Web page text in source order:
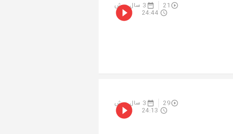
21 3 سال پیش
24:44
29 3 سال پیش
24:13